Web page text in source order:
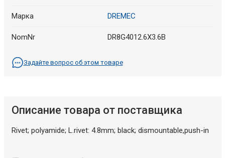
Марка DREMEC
NomNr DR8G4012.6X3.6B
Задайте вопрос об этом товаре
Описание товара от поставщика
Rivet; polyamide; L.rivet: 4.8mm; black; dismountable,push-in